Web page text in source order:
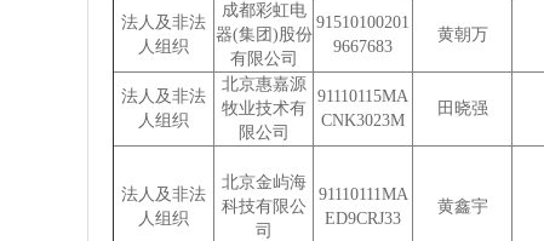
法人及非法
人组织
成都彩虹电
器(集团)股份
有限公司
91510100201
9667683
黄朝万
法人及非法
人组织
北京惠嘉源
牧业技术有
限公司
91110115MA
CNK3023M
田晓强
法人及非法
人组织
北京金屿海
科技有限公
司
91110111MA
ED9CRJ33
黄鑫宇